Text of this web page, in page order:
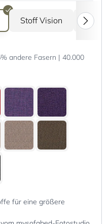
Stoff Vision Stoff
andere Fasern | 40.000
für eine größere